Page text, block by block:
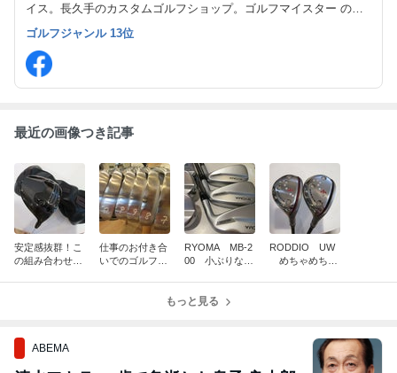
イス。長久手のカスタムゴルフショップ。ゴルフマイスター のブ
ログです。
ゴルフジャンル 13位
最近の画像つき記事
安定感抜群！こ
の組み合わせ絶
仕事のお付き合
いでのゴルフ、
RYOMA MB-2
00 小ぶりなが
RODDIO UW
めちゃめちゃ
もっと見る
ABEMA